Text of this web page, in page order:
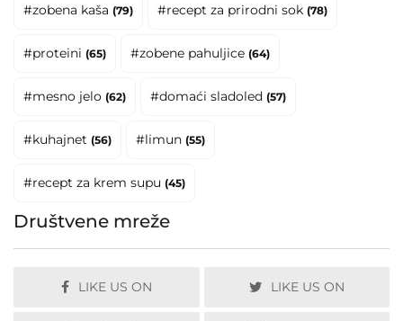
#zobena kaša (79) #recept za prirodni sok (78)
#proteini (65) #zobene pahuljice (64)
#mesno jelo (62) #domaći sladoled (57)
#kuhajnet (56) #limun (55)
#recept za krem supu (45)
Društvene mreže
LIKE US ON LIKE US ON